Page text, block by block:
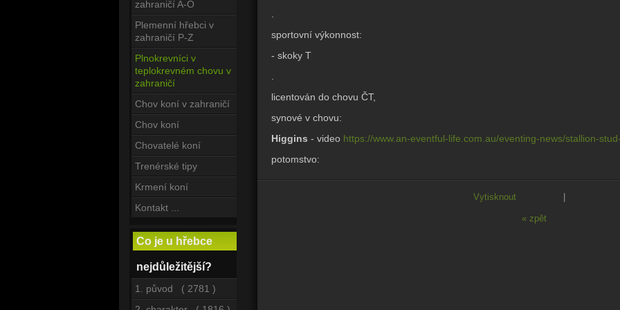
zahraničí A-O
Plemenní hřebci v
zahraničí P-Z
Plnokrevníci v
teplokrevném chovu v
zahraničí
Chov koní v zahraničí
Chov koní
Chovatelé koní
Trenérské tipy
Krmení koní
Kontakt ...
Co je u hřebce
nejdůležitější?
1. původ ( 2781 )
sportovní výkonnost:
- skoky T
licentován do chovu ČT,
synové v chovu:
Higgins - video https://www.an-eventful-life.com.au/eventing-news/stallion-
potomstvo:
Vytisknout |
« zpět